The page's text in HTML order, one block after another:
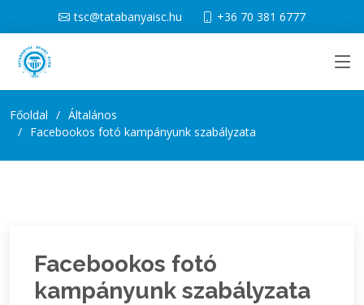
tsc@tatabanyaisc.hu +36 70 381 6777
Főoldal
Általános
Facebookos fotó kampányunk szabályzata
Facebookos fotó
kampányunk szabályzata